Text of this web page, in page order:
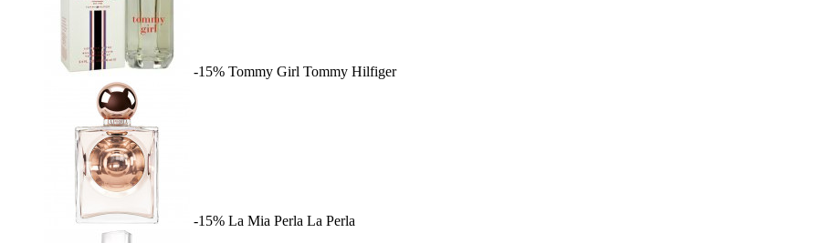
-15% Tommy Girl Tommy Hilfiger
-15% La Mia Perla La Perla